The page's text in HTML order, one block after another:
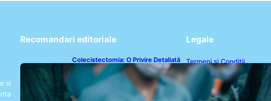
si
Recomandari editoriale
Colecistectomia: O Privire Detaliată
Asupra Intervenției Chirurgicale și
Impactul Său Asupra Sănătății
Legale
Termeni și Condiții
Politica de Confidențialitate
Politica de Cookies